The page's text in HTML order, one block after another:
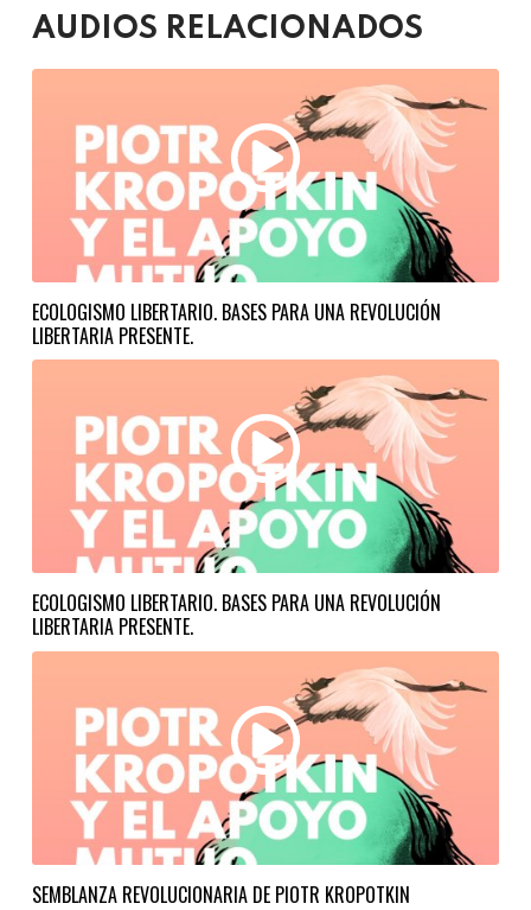
AUDIOS RELACIONADOS
ECOLOGISMO LIBERTARIO. BASES PARA UNA REVOLUCIÓN
LIBERTARIA PRESENTE.
ECOLOGISMO LIBERTARIO. BASES PARA UNA REVOLUCIÓN
LIBERTARIA PRESENTE.
SEMBLANZA REVOLUCIONARIA DE PIOTR KROPOTKIN